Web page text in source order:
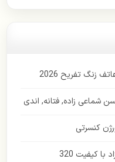
زنگ تفریح 2026
شماعی زاده, فتانه, اندی
کنسرتی
کیفیت 320